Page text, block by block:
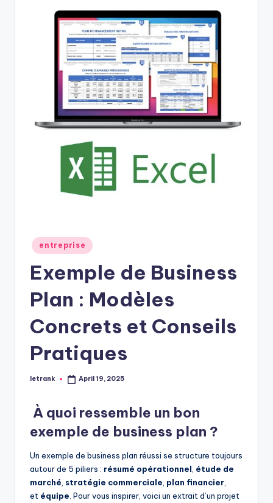
Posted
in
entreprise
Exemple de Business
Plan : Modèles
Concrets et Conseils
Pratiques
Posted
letrank April 19, 2025
À quoi ressemble un bon
exemple de business plan ?
Un exemple de business plan réussi se structure toujours
autour de 5 piliers : résumé opérationnel étude de
marché stratégie commerciale plan financier
et équipe . Pour vous inspirer, voici un extrait d’un projet